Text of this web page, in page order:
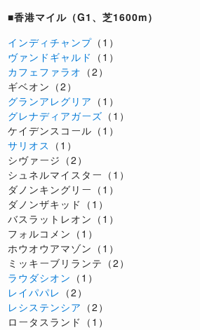
■香港マイル（G1、芝1600m）
インディチャンプ （1）
ヴァンドギャルド （1）
カフェファラオ （2）
ギベオン（2）
グランアレグリア （1）
グレナディアガーズ （1）
ケイデンスコール（1）
サリオス （1）
シヴァージ（2）
シュネルマイスター（1）
ダノンキングリー（1）
ダノンザキッド（1）
バスラットレオン（1）
フォルコメン（1）
ホウオウアマゾン（1）
ミッキーブリランテ（2）
ラウダシオン （1）
レイパパレ （2）
レシステンシア （2）
ロータスランド（1）